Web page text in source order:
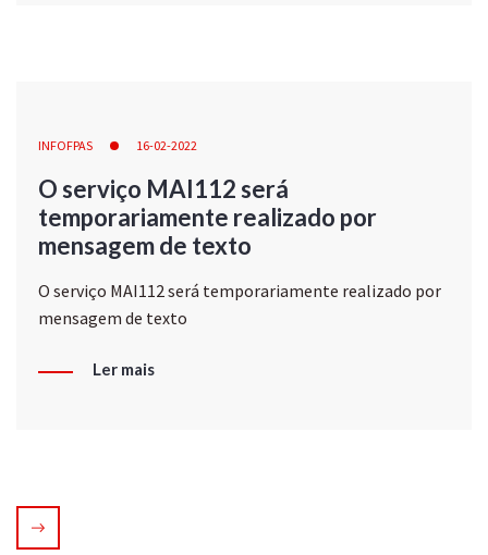
INFOFPAS 16-02-2022
O serviço MAI112 será
temporariamente realizado por
mensagem de texto
O serviço MAI112 será temporariamente realizado por
mensagem de texto
Ler mais